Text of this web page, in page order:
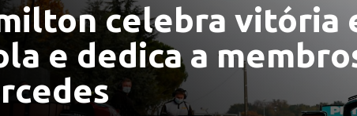
celebra vitória
e dedica a